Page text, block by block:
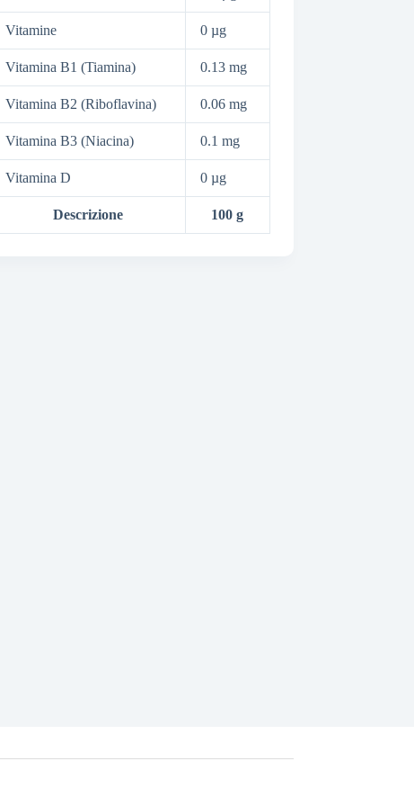
Vitamine 0 µg
Vitamina B1 (Tiamina) 0.13 mg
Vitamina B2 (Riboflavina) 0.06 mg
Vitamina B3 (Niacina) 0.1 mg
Vitamina D 0 µg
Descrizione 100 g